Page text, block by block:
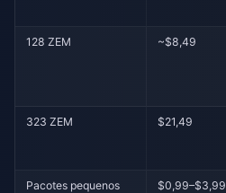
128 ZEM ~$8,49
323 ZEM $21,49
Pacotes pequenos
$0,99–$3,99